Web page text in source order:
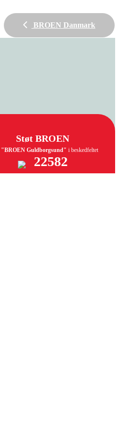
BROEN Danmark
Støt BROEN
"BROEN Guldborgsund" i beskedfeltet
22582